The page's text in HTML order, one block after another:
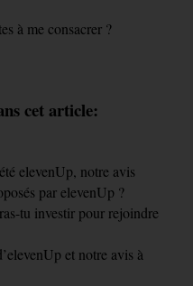
à me consacrer ?
cet article:
elevenUp, notre avis
par elevenUp ?
tu investir pour rejoindre
et notre avis à